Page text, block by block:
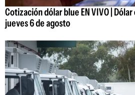
Cotización dólar blue EN VIVO |
jueves 6 de agosto